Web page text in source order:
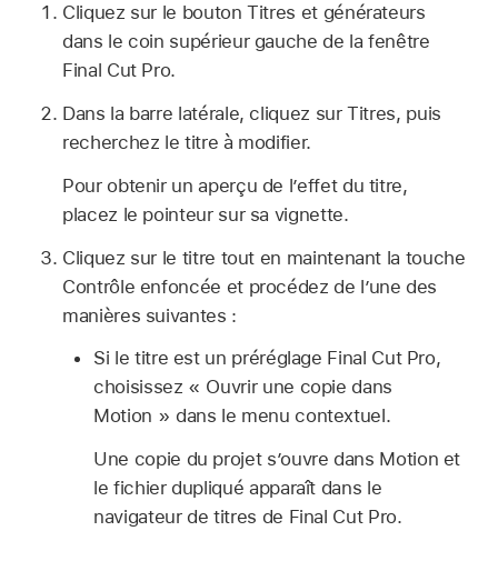
Cliquez sur le bouton Titres et générateurs
dans le coin supérieur gauche de la fenêtre
Final Cut Pro.
Dans la barre latérale, cliquez sur Titres, puis
recherchez le titre à modifier.
Pour obtenir un aperçu de l’effet du titre,
placez le pointeur sur sa vignette.
Cliquez sur le titre tout en maintenant la touche
Contrôle enfoncée et procédez de l’une des
manières suivantes :
Si le titre est un préréglage Final Cut Pro,
choisissez « Ouvrir une copie dans
Motion » dans le menu contextuel.
Une copie du projet s’ouvre dans Motion et
le fichier dupliqué apparaît dans le
navigateur de titres de Final Cut Pro.